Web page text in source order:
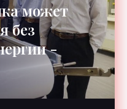
может
без
-